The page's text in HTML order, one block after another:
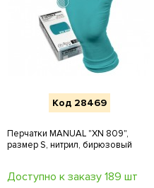
Код 28469
Перчатки MANUAL "XN 809",
размер S, нитрил, бирюзовый
Доступно к заказу 189 шт